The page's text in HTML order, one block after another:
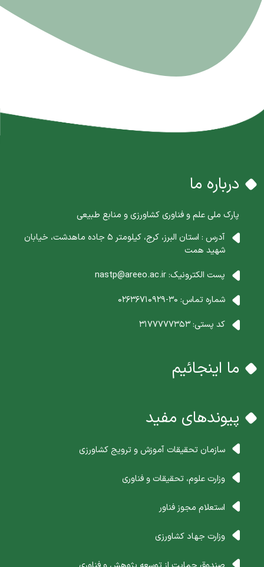
درباره ما
پارک ملی علم و فناوری کشاورزی و منابع طبیعی
آدرس : استان البرز، کرج، کیلومتر 5 جاده ماهدشت، خیابان
شهید همت
پست الکترونیک:nastp@areeo.ac.ir
شماره تماس: 30-02636710929
کد پستی:3177777353
ما اینجائیم
پیوندهای مفید
سازمان تحقیقات آموزش و ترویج کشاورزی
وزارت علوم، تحقیقات و فناوری
استعلام مجوز فناور
وزارت جهاد کشاورزی